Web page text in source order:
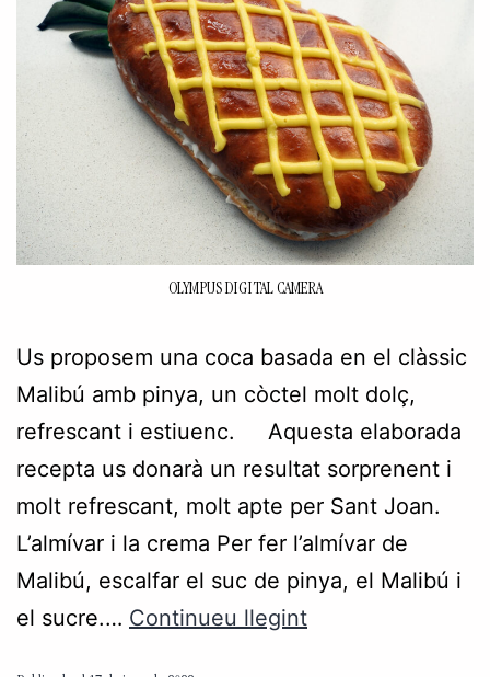
OLYMPUS DIGITAL CAMERA
Us proposem una coca basada en el clàssic
Malibú amb pinya, un còctel molt dolç,
refrescant i estiuenc. Aquesta elaborada
recepta us donarà un resultat sorprenent i
molt refrescant, molt apte per Sant Joan.
L’almívar i la crema Per fer l’almívar de
Malibú, escalfar el suc de pinya, el Malibú i
el sucre.… Continueu llegint